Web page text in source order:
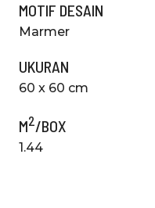
MOTIF DESAIN
Marmer
UKURAN
60 x 60 cm
M2/BOX
1.44